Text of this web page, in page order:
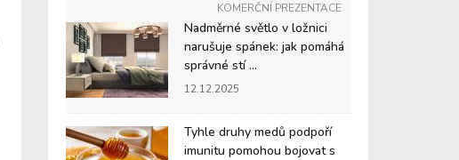
KOMERČNÍ PREZENTACE
Nadměrné světlo v ložnici
narušuje spánek: jak pomáhá
správné stí ...
12.12.2025
Tyhle druhy medů podpoří
imunitu pomohou bojovat s